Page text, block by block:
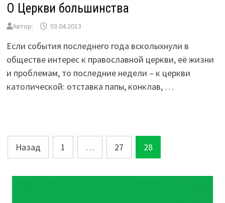
О Церкви большинства
Автор: 03.04.2013
Если события последнего года всколыхнули в
обществе интерес к православной церкви, её жизни
и проблемам, то последние недели – к церкви
католической: отставка папы, конклав, …
Пагинация
записей
Назад 1 … 27 28